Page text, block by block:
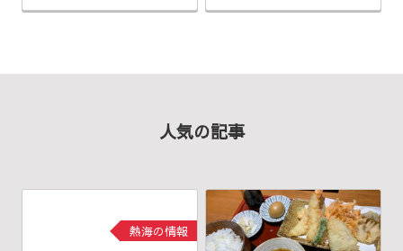
人気の記事
熱海の情報